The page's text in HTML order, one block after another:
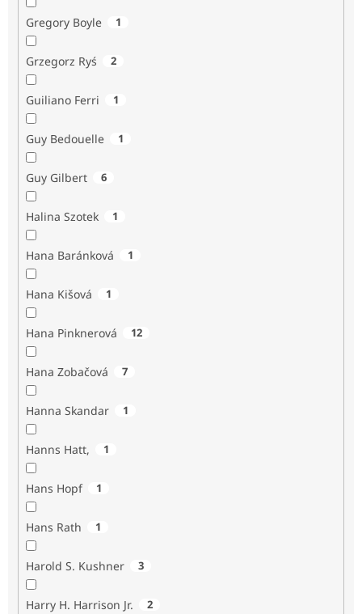
Gregory Boyle 1
Grzegorz Ryś 2
Guiliano Ferri 1
Guy Bedouelle 1
Guy Gilbert 6
Halina Szotek 1
Hana Baránková 1
Hana Kišová 1
Hana Pinknerová 12
Hana Zobačová 7
Hanna Skandar 1
Hanns Hatt, 1
Hans Hopf 1
Hans Rath 1
Harold S. Kushner 3
Harry H. Harrison Jr. 2